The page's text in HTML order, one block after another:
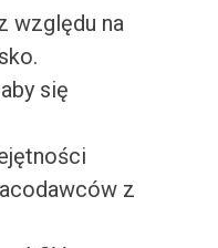
względu na
się
z